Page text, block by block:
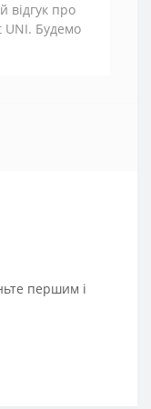
відгук про
UNI. Будемо
першим і